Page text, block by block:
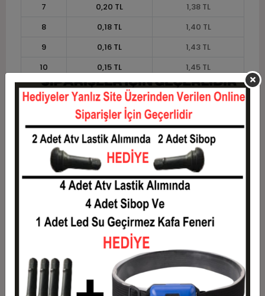
7
0,20 TL
1,38 TL
8
0,18 TL
1,40 TL
9
0,16 TL
1,43 TL
10
0,15 TL
1,45 TL
11
0,13 TL
1,46 TL
12
0,12 TL 1,49 TL
Taksit Taksit Tutarı
Toplam Tutar
1,20 TL
1,20 TL
0,60 TL
3
0,43 TL
1,28 TL
0,33 TL
5
0,27 TL
1,33 TL
6
0,23 TL
1,36 TL